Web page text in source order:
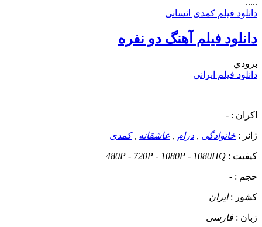
دانلود فیلم کمدی انسانی
دانلود فیلم آهنگ دو نفره
بزودي
دانلود فیلم ایرانی
اکران : -
ژانر : خانوادگی , درام , عاشقانه ,کمدی
کیفیت : 480P - 720P - 1080P - 1080HQ
حجم : -
کشور :ایران
زبان : فارسی